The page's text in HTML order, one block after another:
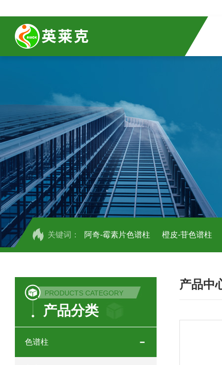
关键词： 阿奇-霉素片色谱柱 橙皮-苷色谱柱
COSMOSIL 1.8PBr五溴苯基色谱柱
菟丝子 柠檬黄色谱柱
印度Force Scientific Rubitas色谱柱
PRODUCTS CATEGORY
产品分类
色谱柱
产品中